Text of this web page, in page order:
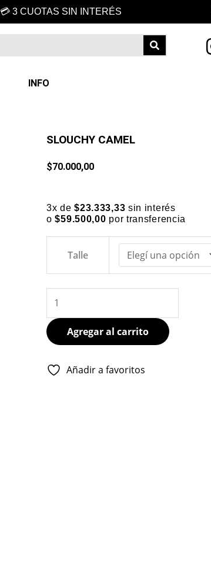
💳 3 CUOTAS SIN INTERÉS
INFO
SLOUCHY CAMEL
$70.000,00
3x de$23.333,33 sin interés
o$59.500,00 por transferencia
Talle
CAMEL
cantidad
Agregar al carrito
Añadir a favoritos